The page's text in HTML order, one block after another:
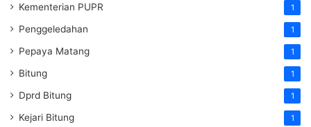
Kementerian PUPR 1
Penggeledahan 1
Pepaya Matang 1
Bitung 1
Dprd Bitung 1
Kejari Bitung 1